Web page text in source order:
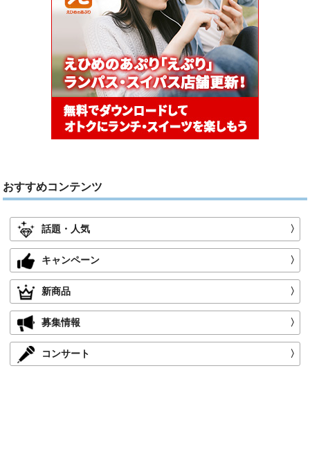
おすすめコンテンツ
話題・人気 〉
キャンペーン 〉
新商品 〉
募集情報 〉
コンサート 〉